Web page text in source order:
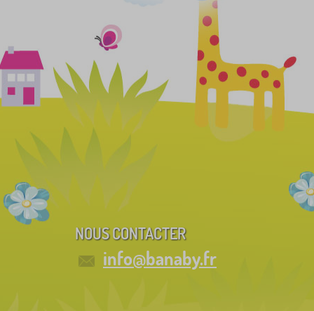
NOUS CONTACTER
info@banaby.fr